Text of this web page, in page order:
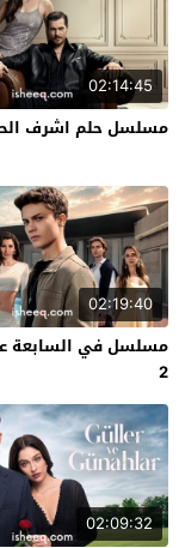
02:14:45
مسلسل حلم اشرف
02:19:40
مسلسل في السابعة
2
02:09:32